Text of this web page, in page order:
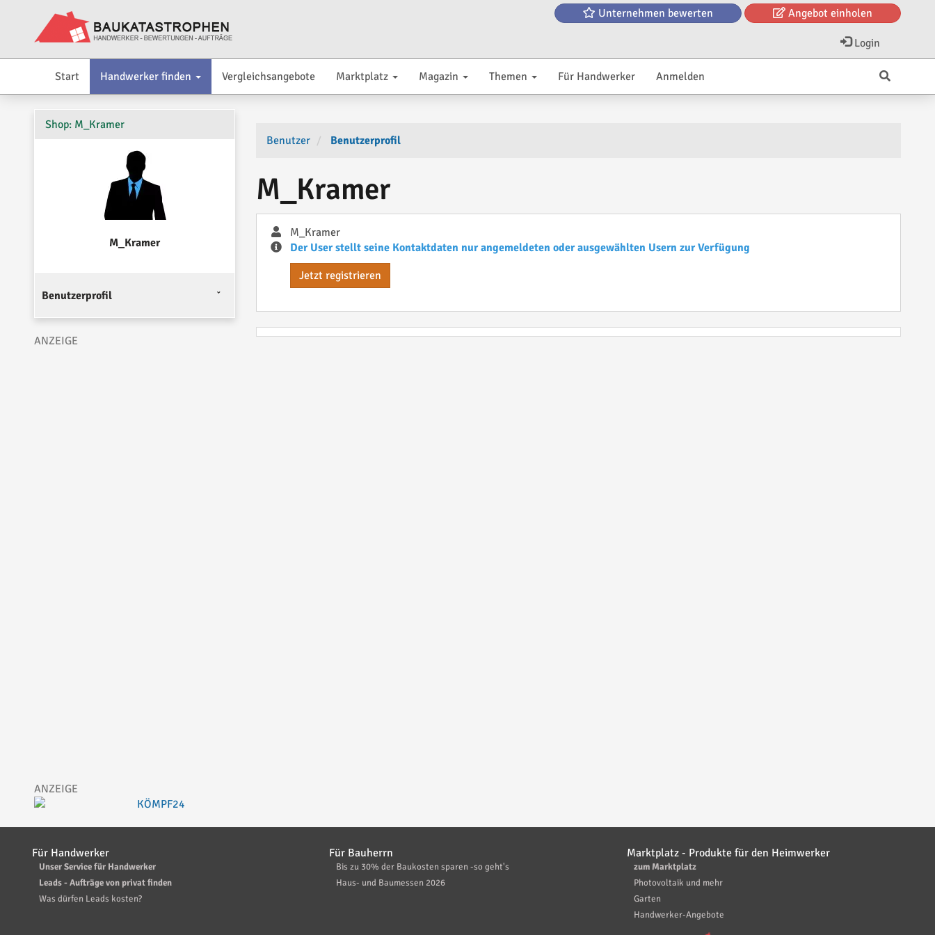
Unternehmen bewerten Angebot einholen
Login
Start Handwerker finden Vergleichsangebote Marktplatz Magazin Themen Für Handwerker Anmelden
Benutzer Benutzerprofil
M_Kramer
M_Kramer
Der User stellt seine Kontaktdaten nur angemeldeten oder ausgewählten Usern zur Verfügung
Jetzt registrieren
Shop: M_Kramer
M_Kramer
Benutzerprofil
Für Handwerker
Unser Service für Handwerker
Leads - Aufträge von privat finden
Was dürfen Leads kosten?
Für Bauherrn
Bis zu 30% der Baukosten sparen -so geht's
Haus- und Baumessen 2026
Marktplatz - Produkte für den Heimwerker
zum Marktplatz
Photovoltaik und mehr
Garten
Handwerker-Angebote